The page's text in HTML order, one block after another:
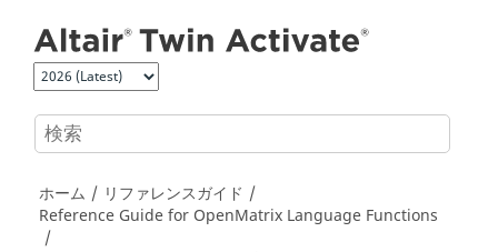
ホーム
リファレンスガイド
Reference Guide for OpenMatrix Language Functions